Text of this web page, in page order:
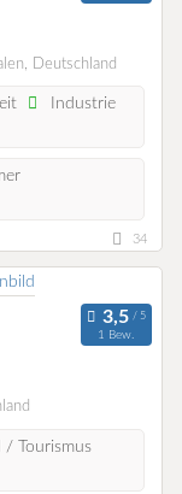
Deutschland
Industrie
34
1 Bew.
Tourismus